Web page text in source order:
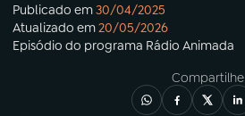
Publicado em30/04/2025
Atualizado em20/05/2026
Episódio do programa Rádio Animada
Compartilhe